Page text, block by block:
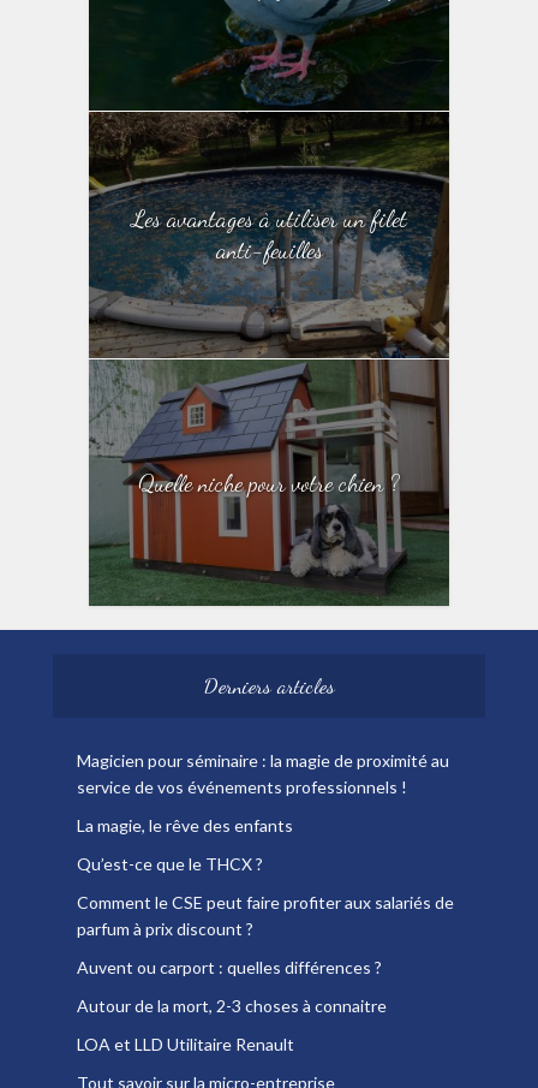
Les avantages à utiliser un filet
anti-feuilles
Quelle niche pour votre chien ?
Derniers articles
Magicien pour séminaire : la magie de proximité au
service de vos événements professionnels !
La magie, le rêve des enfants
Qu’est-ce que le THCX ?
Comment le CSE peut faire profiter aux salariés de
parfum à prix discount ?
Auvent ou carport : quelles différences ?
Autour de la mort, 2-3 choses à connaitre
LOA et LLD Utilitaire Renault
Tout savoir sur la micro-entreprise